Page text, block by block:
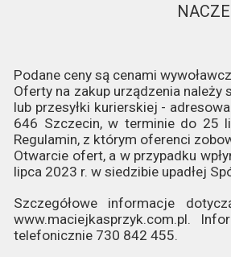
Podane ceny są cenami
Oferty na zakup urządzenia należy
lub przesyłki kurierskiej -
646 Szczecin, w terminie do 25
Regulamin, z którym oferenci
Otwarcie ofert, a w przypadku
lipca 2023 r. w siedzibie upadłej
Szczegółowe informacje
www.maciejkasprzyk.com.pl.
telefonicznie 730 842 455.